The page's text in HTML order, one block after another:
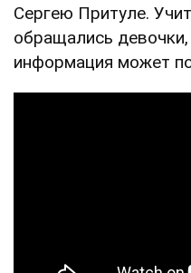
Сергею Притуле.
обращались девочки,
информация может